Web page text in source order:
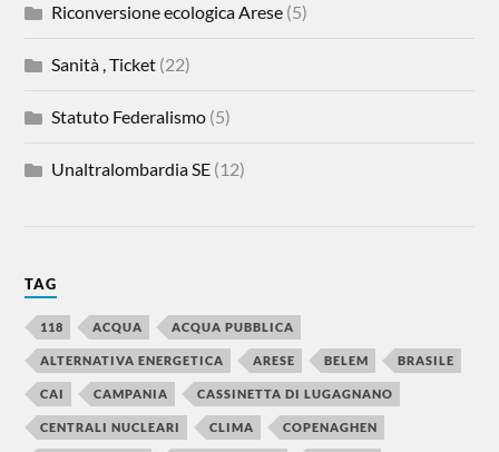
Riconversione ecologica Arese (5)
Sanità , Ticket (22)
Statuto Federalismo (5)
Unaltralombardia SE (12)
TAG
118 ACQUA ACQUA PUBBLICA
ALTERNATIVA ENERGETICA ARESE BELEM BRASILE
CAI CAMPANIA CASSINETTA DI LUGAGNANO
CENTRALI NUCLEARI CLIMA COPENAGHEN